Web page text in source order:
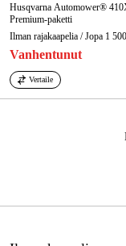
Husqvarna Automower®
Premium-paketti
Ilman rajakaapelia / Jopa 1
Vanhentunut
Vertaile